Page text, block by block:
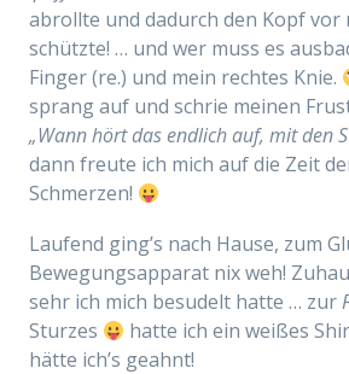
abrollte und dadurch den Kopf vor
schützte! … und wer muss es
Finger (re.) und mein rechtes Knie.
sprang auf und schrie meinen
„Wann hört das endlich auf, mit den
dann freute ich mich auf die Zeit
Schmerzen!
Laufend ging’s nach Hause, zum
Bewegungsapparat nix weh!
sehr ich mich besudelt hatte … zur
Sturzes
hatte ich ein weißes
hätte ich’s geahnt!